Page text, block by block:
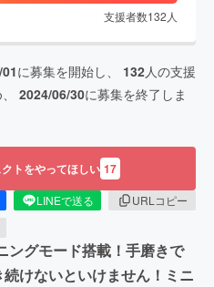
支援者数132 人
に募集を開始し、 132人の支援
2024/06/30に募集を終了しま
トをやってほしい 17
LINEで送る
URLコピー
ングモード搭載！手磨きで
けないといけません！ミニ